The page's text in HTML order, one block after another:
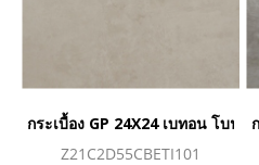
กระเบื้อง GP 24X24 เบทอน โบน
Z21C2D55CBETI101